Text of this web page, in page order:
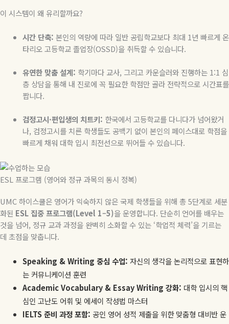
이 시스템이 왜 유리할까요?
시간 단축: 본인의 역량에 따라 일반 공립학교보다 최대 1년 빠르게 온
타리오 고등학교 졸업장(OSSD)을 취득할 수 있습니다.
유연한 맞춤 설계: 학기마다 교사, 그리고 카운슬러와 진행하는 1:1 심
층 상담을 통해 내 진로에 꼭 필요한 학점만 골라 전략적으로 시간표를
짭니다.
검정고시·편입생의 치트키: 한국에서 고등학교를 다니다가 넘어왔거
나, 검정고시를 치른 학생들도 공백기 없이 본인의 페이스대로 학점을
빠르게 채워 대학 입시 최전선으로 뛰어들 수 있습니다.
ESL 프로그램 (영어와 정규 과목의 동시 정복)
UMC 하이스쿨은 영어가 익숙하지 않은 국제 학생들을 위해 총 5단계로 세분
화된 ESL 집중 프로그램(Level 1–5)을 운영합니다. 단순히 언어를 배우는
것을 넘어, 정규 교과 과정을 완벽히 소화할 수 있는 ‘학업적 체력’을 기르는
데 초점을 맞춥니다.
Speaking & Writing 중심 수업: 자신의 생각을 논리적으로 표현하
는 커뮤니케이션 훈련
Academic Vocabulary & Essay Writing 강화: 대학 입시의 핵
심인 고난도 어휘 및 에세이 작성법 마스터
IELTS 준비 과정 포함: 공인 영어 성적 제출을 위한 맞춤형 대비반 운